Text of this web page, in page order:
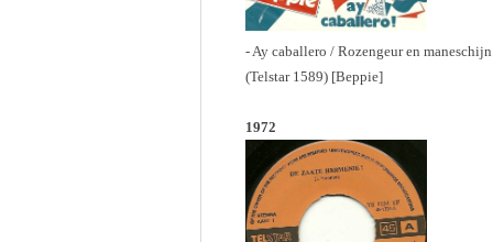
- Ay caballero / Rozengeur en maneschijn
(Telstar 1589) [Beppie]
1972